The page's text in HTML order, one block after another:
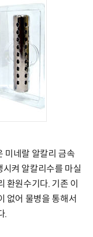
미네랄 알칼리 금속
켜 알칼리수를 마실
환원수기다. 기존 이
없어 물병을 통해서
.